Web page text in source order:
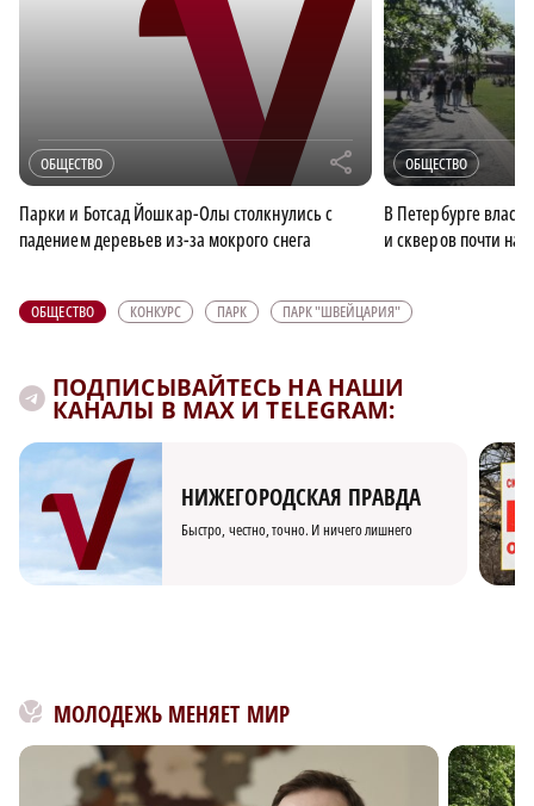
ОБЩЕСТВО r
Парки и Ботсад Йошкар-Олы столкнулись с
падением деревьев из-за мокрого снега
ОБЩЕСТВО
В Петербурге
и скверов почти на
ОБЩЕСТВО КОНКУРС ПАРК ПАРК "ШВЕЙЦАРИЯ"
ПОДПИСЫВАЙТЕСЬ НА НАШИ
КАНАЛЫ В MAX И TELEGRAM:
НИЖЕГОРОДСКАЯ ПРАВДА
Быстро, честно, точно. И ничего лишнего
МОЛОДЕЖЬ МЕНЯЕТ МИР